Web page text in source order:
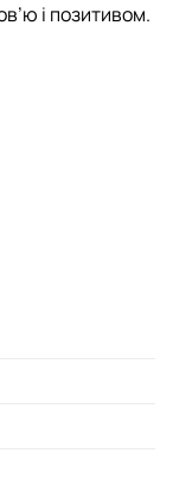
і позитивом.